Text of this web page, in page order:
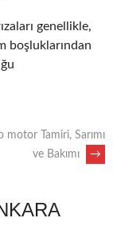
genellikle,
boşluklarından
motor Tamiri, Sarımı
ve Bakımı
→